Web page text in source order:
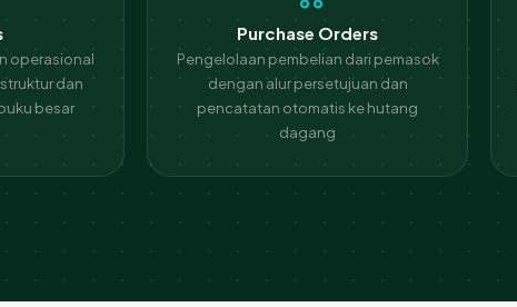
operasional
dan
besar
Purchase Orders
Pengelolaan pembelian dari pemasok
dengan alur persetujuan dan
pencatatan otomatis ke hutang
dagang